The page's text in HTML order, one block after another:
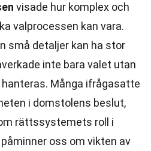
visade hur komplex och
valprocessen kan vara.
små detaljer kan ha stor
inte bara valet utan
Många ifrågasatte
i domstolens beslut,
rättssystemets roll i
påminner oss om vikten av